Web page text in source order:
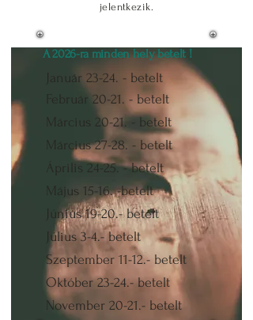
jelentkezik.
Január 23-24. - betelt
Február 20-21. - betelt
Március 20-21. - betelt
Március 27-28. - betelt
Április 24-25. -betelt
Május 15-16. -betelt
Június 19-20.-betelt
Július 3-4.-betelt
Szeptember 11-12.- betelt
Október 23-24.-betelt
November 20-21.- betelt
A 2026-ra minden hely betelt​ !